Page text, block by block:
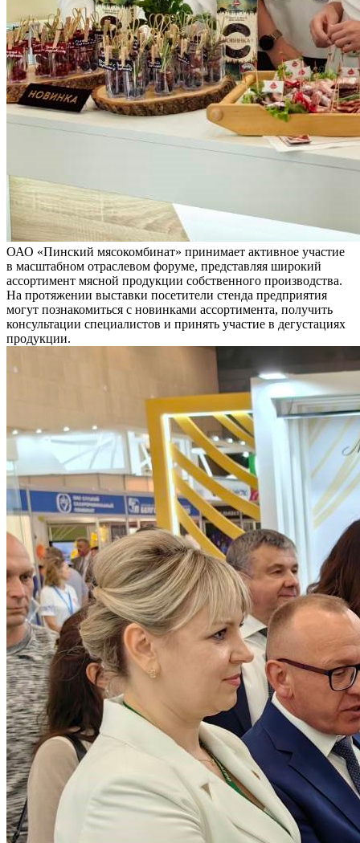
ОАО «Пинский мясокомбинат» принимает активное участие
в масштабном отраслевом форуме, представляя широкий
ассортимент мясной продукции собственного производства.
На протяжении выставки посетители стенда предприятия
могут познакомиться с новинками ассортимента, получить
консультации специалистов и принять участие в дегустациях
продукции.